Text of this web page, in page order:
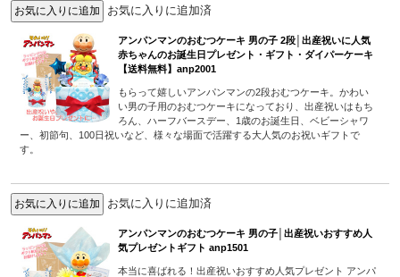
お気に入りに追加済
アンパンマンのおむつケーキ 男の子 2段│出産祝いに人気
赤ちゃんのお誕生日プレゼント・ギフト・ダイパーケーキ
【送料無料】anp2001
もらって嬉しいアンパンマンの2段おむつケーキ。かわい
い男の子用のおむつケーキになっており、出産祝いはもち
ろん、ハーフバースデー、1歳のお誕生日、ベビーシャワ
ー、初節句、100日祝いなど、様々な場面で活躍する大人気のお祝いギフトで
す。
お気に入りに追加済
アンパンマンのおむつケーキ 男の子│出産祝いおすすめ人
気プレゼントギフト anp1501
本当に喜ばれる！出産祝いおすすめ人気プレゼント アンパ